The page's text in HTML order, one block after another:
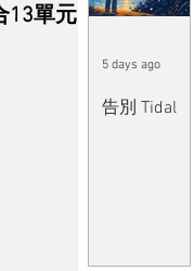
13單元
告別 Tidal
5 days ago